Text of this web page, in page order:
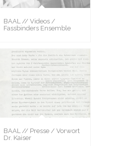
BAAL // Videos /
Fassbinders Ensemble
BAAL // Presse / Vorwort
Dr. Kaiser